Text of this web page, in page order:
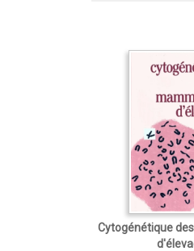
Cytogénétique